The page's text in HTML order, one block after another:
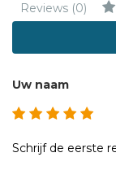
Reviews (0)
Uw naam
Schrijf de eerste